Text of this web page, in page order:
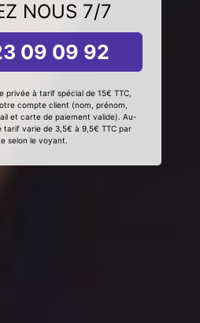
NOUS 7/7
09 09 92
privée à tarif spécial de 15€ TTC,
compte client (nom, prénom,
et carte de paiement valide). Au-
tarif varie de 3,5€ à 9,5€ TTC par
selon le voyant.